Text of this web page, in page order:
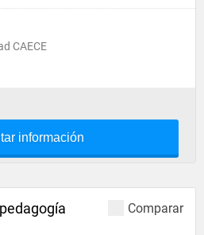
CAECE
información
Comparar